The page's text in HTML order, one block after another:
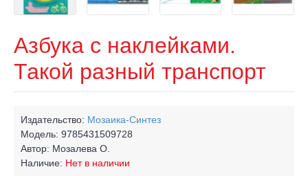
Азбука с наклейками.
Такой разный транспорт
Издательство: Мозаика-Синтез
Модель: 9785431509728
Автор: Мозалева О.
Наличие: Нет в наличии